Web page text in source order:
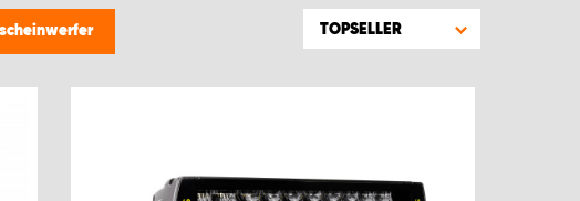
TOPSELLER